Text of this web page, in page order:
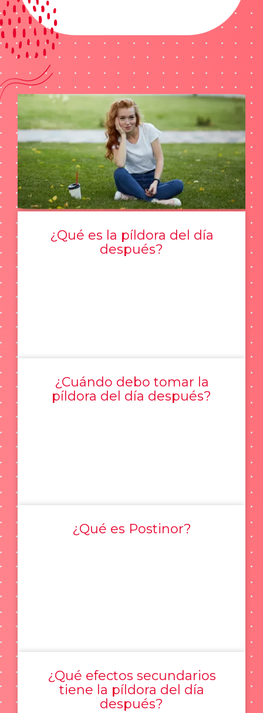
¿Qué es la píldora del día
después?
¿Cuándo debo tomar la
píldora del día después?
¿Qué es Postinor?
¿Qué efectos secundarios
tiene la píldora del día
después?